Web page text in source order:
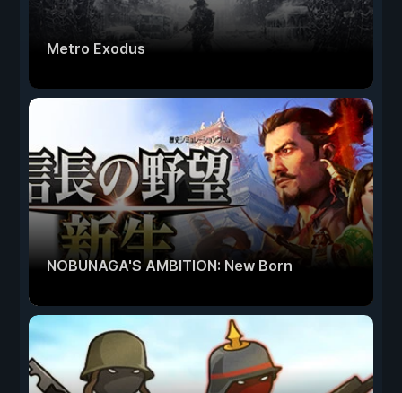
Metro Exodus
NOBUNAGA'S AMBITION: New Born